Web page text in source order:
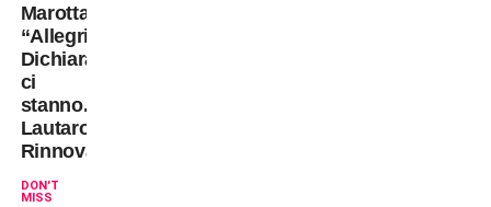
Marotta:
“Allegri?
Dichiarazioni
ci
stanno.
Lautaro?
Rinnova!”
DON'T
MISS